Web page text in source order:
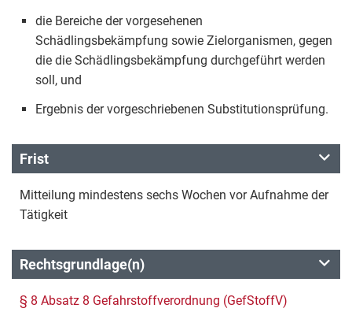
die Bereiche der vorgesehenen
Schädlingsbekämpfung sowie Zielorganismen, gegen
die die Schädlingsbekämpfung durchgeführt werden
soll, und
Ergebnis der vorgeschriebenen Substitutionsprüfung.
Frist
Mitteilung mindestens sechs Wochen vor Aufnahme der
Tätigkeit
Rechtsgrundlage(n)
§ 8 Absatz 8 Gefahrstoffverordnung (GefStoffV)